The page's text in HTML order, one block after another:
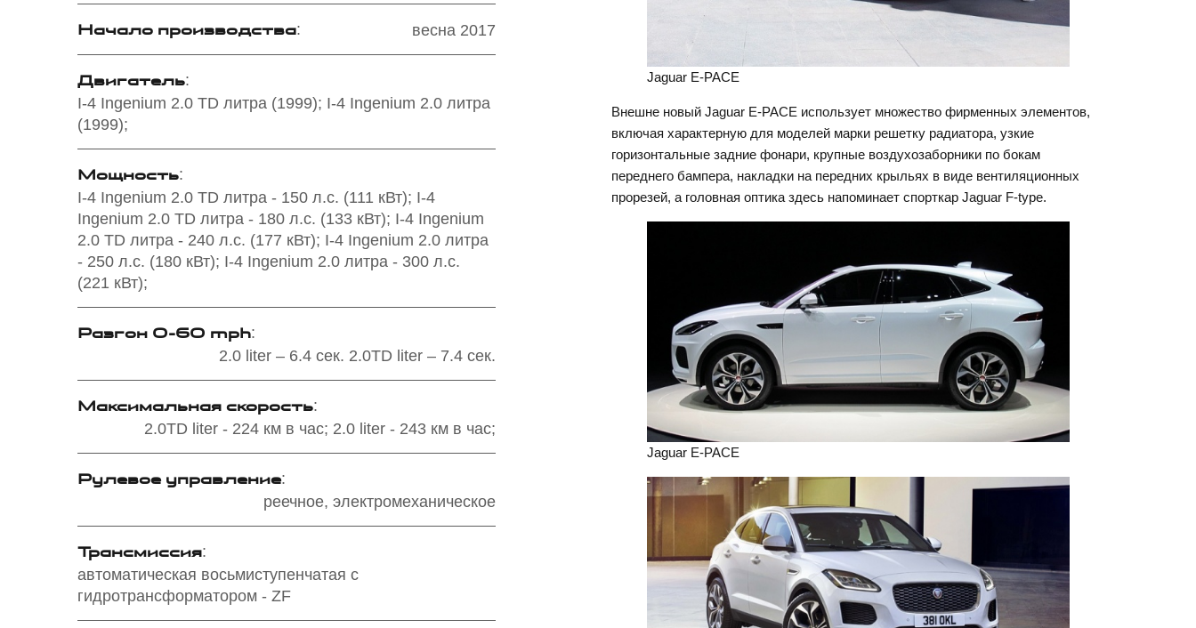
Начало производства: весна 2017
Двигатель:
I-4 Ingenium 2.0 TD литра (1999); I-4 Ingenium 2.0 литра
(1999);
Мощность:
I-4 Ingenium 2.0 TD литра - 150 л.с. (111 кВт); I-4
Ingenium 2.0 TD литра - 180 л.с. (133 кВт); I-4 Ingenium
2.0 TD литра - 240 л.с. (177 кВт); I-4 Ingenium 2.0 литра
- 250 л.с. (180 кВт); I-4 Ingenium 2.0 литра - 300 л.с.
(221 кВт);
Разгон 0-60 mph:
2.0 liter – 6.4 сек. 2.0TD liter – 7.4 сек.
Максимальная скорость:
2.0TD liter - 224 км в час; 2.0 liter - 243 км в час;
Рулевое управление:
реечное, электромеханическое
Трансмиссия:
автоматическая восьмиступенчатая с
гидротрансформатором - ZF
Jaguar E-PACE
Внешне новый Jaguar Е-PACE использует множество фирменных элементов,
включая характерную для моделей марки решетку радиатора, узкие
горизонтальные задние фонари, крупные воздухозаборники по бокам
переднего бампера, накладки на передних крыльях в виде вентиляционных
прорезей, а головная оптика здесь напоминает спорткар Jaguar F-type.
Jaguar E-PACE